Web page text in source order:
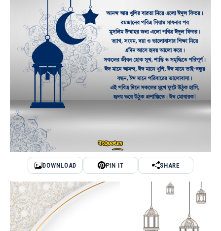
DOWNLOAD PIN IT SHARE